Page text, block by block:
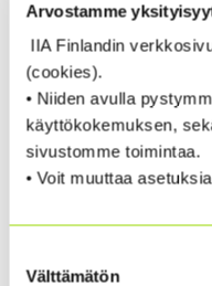
Arvostamme
IIA Finlandin
(cookies).
• Niiden avulla
käyttökokemuksen,
sivustomme toimintaa.
• Voit muuttaa
valinta
Välttämätön
”Building awareness of
auditing is a key
efforts. Each year, The
month of May as
Awareness Month.”
Awareness Monthvideo
Lue lisäätäältä